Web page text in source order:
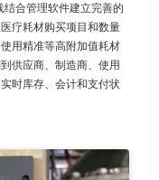
合管理软件建立完善的
疗耗材购买项目和数量
用精准等高附加值耗材
供应商、制造商、使用
时库存、会计和支付状